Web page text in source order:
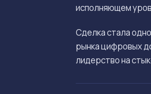
исполняющем
Сделка стала
рынка цифровых
лидерство на